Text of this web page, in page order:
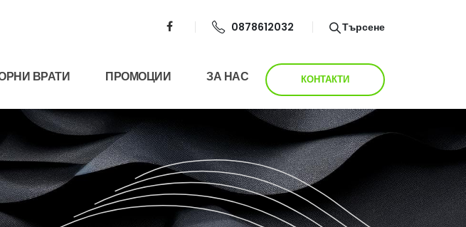
0878612032 Търсене
ВРАТИ ПРОМОЦИИ ЗА НАС КОНТАКТИ